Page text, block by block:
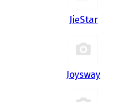
JieStar
Joysway